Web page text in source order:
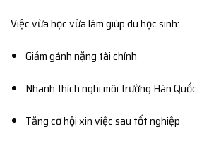
Việc vừa học vừa làm giúp du học sinh:
Giảm gánh nặng tài chính
Nhanh thích nghi môi trường Hàn Quốc
Tăng cơ hội xin việc sau tốt nghiệp